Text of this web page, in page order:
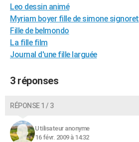
Destinations
City break
Voyage nature
Voyage de noces
Forum
Climat
+PHOTO
GUIDES D'ACHAT
BONS PLANS
Carte de Noël
Carte Bonne année
Carte Saint-Valentin
Carte Pâques
Carte d'anniversaire
DICTIONNAIRE
Dictionnaire
Biographies
Citations
Expressions
Proverbes
PROGRAMME TV
COPAINS D'AVANT
Leo dessin animé
Myriam boyer fille de simone signoret
Fille de belmondo
La fille film
Journal d'une fille larguée
3 réponses
RÉPONSE 1 / 3
Utilisateur anonyme
16 févr. 2009 à 14:32